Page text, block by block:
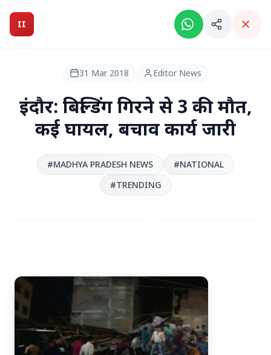
Breaking News: Intelligent India Magazine is now live.
II
HEADLINES
7 Jun 2026
II
31 Mar 2018 Editor News
इंदौर: बिल्डिंग गिरने से 3 की मौत,
कई घायल, बचाव कार्य जारी
#MADHYA PRADESH NEWS
#NATIONAL
#TRENDING